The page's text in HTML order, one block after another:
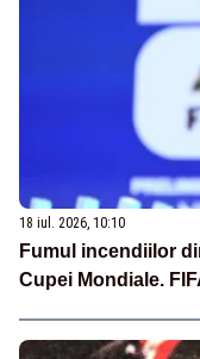
18 iul. 2026, 10:10
Fumul incendiilor
Cupei Mondiale.